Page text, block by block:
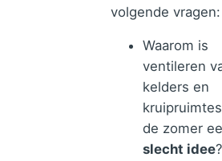
volgende vragen:
Waarom is
ventileren
kelders en
de zomer
slecht idee?